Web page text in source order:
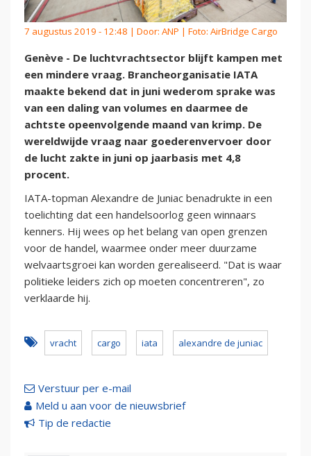
7 augustus 2019 - 12:48 | Door: ANP | Foto: AirBridge Cargo
Genève - De luchtvrachtsector blijft kampen met
een mindere vraag. Brancheorganisatie IATA
maakte bekend dat in juni wederom sprake was
van een daling van volumes en daarmee de
achtste opeenvolgende maand van krimp. De
wereldwijde vraag naar goederenvervoer door
de lucht zakte in juni op jaarbasis met 4,8
procent.
IATA-topman Alexandre de Juniac benadrukte in een
toelichting dat een handelsoorlog geen winnaars
kenners. Hij wees op het belang van open grenzen
voor de handel, waarmee onder meer duurzame
welvaartsgroei kan worden gerealiseerd. "Dat is waar
politieke leiders zich op moeten concentreren", zo
verklaarde hij.
vracht cargo iata alexandre de juniac
Verstuur per e-mail
Meld u aan voor de nieuwsbrief
Tip de redactie